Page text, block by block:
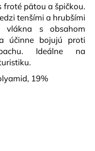
froté pätou a špičkou.
tenšími a hrubšími
vlákna s obsahom
účinne bojujú proti
Ideálne na
19%